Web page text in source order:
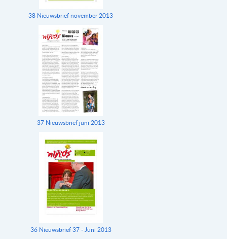
38 Nieuwsbrief november 2013
37 Nieuwsbrief juni 2013
36 Nieuwsbrief 37 - Juni 2013